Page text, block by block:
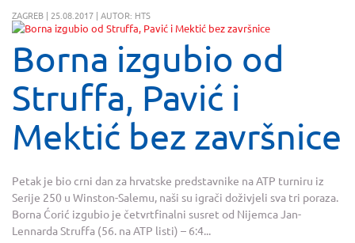
ZAGREB | 25.08.2017 | AUTOR: HTS
Borna izgubio od
Struffa, Pavić i
Mektić bez završnice
Petak je bio crni dan za hrvatske predstavnike na ATP turniru iz
Serije 250 u Winston-Salemu, naši su igrači doživjeli sva tri poraza.
Borna Ćorić izgubio je četvrtfinalni susret od Nijemca Jan-
Lennarda Struffa (56. na ATP listi) – 6:4...